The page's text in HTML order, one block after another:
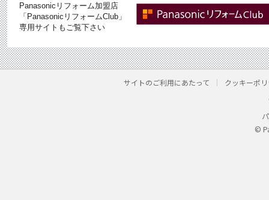
Panasonicリフォーム加盟店
「PanasonicリフォームClub」
専用サイトもご覧下さい
サイトのご利用にあたって クッキーポ
©